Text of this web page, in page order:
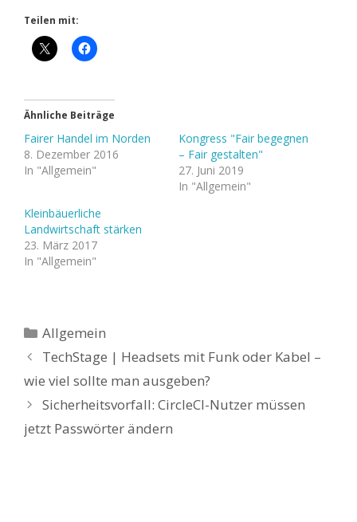
Teilen mit:
Ähnliche Beiträge
Fairer Handel im Norden
8. Dezember 2016
In "Allgemein"
Kongress "Fair begegnen
– Fair gestalten"
27. Juni 2019
In "Allgemein"
Kleinbäuerliche
Landwirtschaft stärken
23. März 2017
In "Allgemein"
Kategorien
Allgemein
TechStage | Headsets mit Funk oder Kabel –
wie viel sollte man ausgeben?
Sicherheitsvorfall: CircleCI-Nutzer müssen
jetzt Passwörter ändern